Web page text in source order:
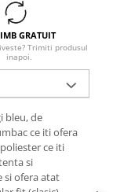
GRATUIT
Trimiti produsul
inapoi.
bleu, de
ce iti ofera
ce iti
si
si ofera atat